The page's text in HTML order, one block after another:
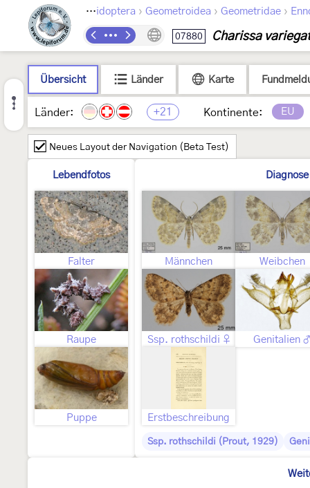
Lepidoptera › Geometroidea › Geometridae ›
07880 Charissa
Übersicht Länder Karte
Länder: +21 Kontinente: EU
Neues Layout der Navigation (Beta Test)
Lebendfotos
Falter
Raupe
Puppe
Diagnose
Männchen Weibchen
Ssp. rothschildi ♀ Genitalien
Erstbeschreibung
Ssp. rothschildi (Prout, 1929)